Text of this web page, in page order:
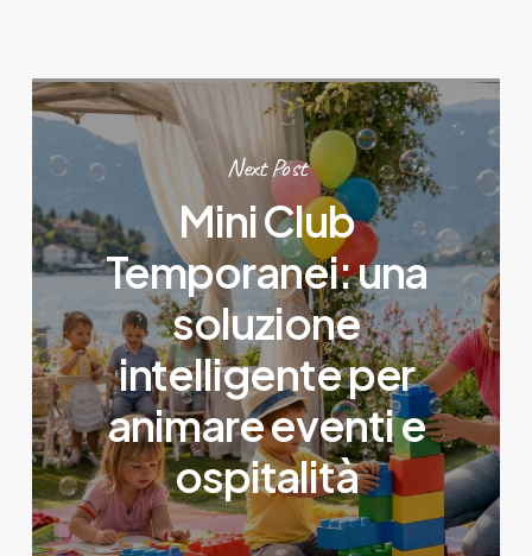
Next Post
Mini Club
Temporanei: una
soluzione
intelligente per
animare eventi e
ospitalità